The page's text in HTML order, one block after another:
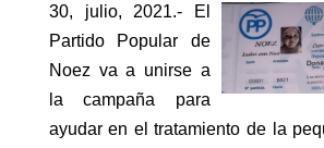
30, julio, 2021.- El
Partido Popular de
Noez va a unirse a
la campaña para
ayudar en el tratamiento de la